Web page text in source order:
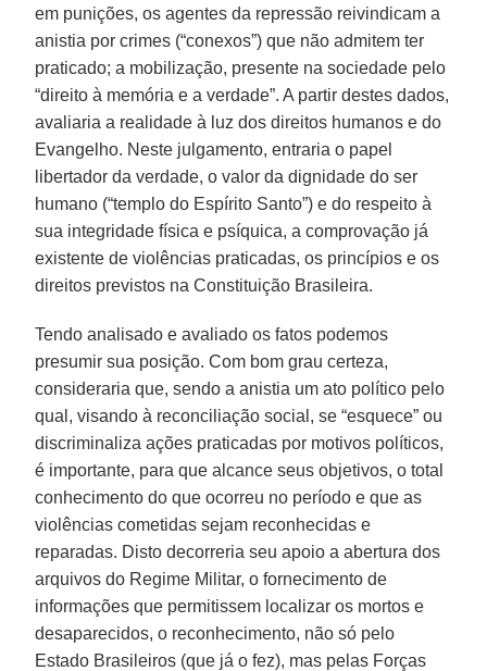
em punições, os agentes da repressão reivindicam a
anistia por crimes (“conexos”) que não admitem ter
praticado; a mobilização, presente na sociedade pelo
“direito à memória e a verdade”. A partir destes dados,
avaliaria a realidade à luz dos direitos humanos e do
Evangelho. Neste julgamento, entraria o papel
libertador da verdade, o valor da dignidade do ser
humano (“templo do Espírito Santo”) e do respeito à
sua integridade física e psíquica, a comprovação já
existente de violências praticadas, os princípios e os
direitos previstos na Constituição Brasileira.
Tendo analisado e avaliado os fatos podemos
presumir sua posição. Com bom grau certeza,
consideraria que, sendo a anistia um ato político pelo
qual, visando à reconciliação social, se “esquece” ou
discriminaliza ações praticadas por motivos políticos,
é importante, para que alcance seus objetivos, o total
conhecimento do que ocorreu no período e que as
violências cometidas sejam reconhecidas e
reparadas. Disto decorreria seu apoio a abertura dos
arquivos do Regime Militar, o fornecimento de
informações que permitissem localizar os mortos e
desaparecidos, o reconhecimento, não só pelo
Estado Brasileiros (que já o fez), mas pelas Forças